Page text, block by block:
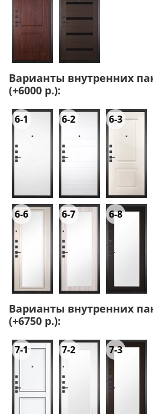
Варианты внутренних
(+6000 р.):
6-1 6-2 6-3
6-6 6-7 6-8
Варианты внутренних
(+6750 р.):
7-1 7-2 7-3